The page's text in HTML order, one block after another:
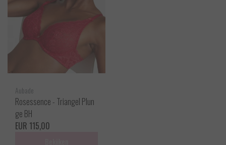
Aubade
Rosessence - Triangel Plun
ge BH
EUR 115,00